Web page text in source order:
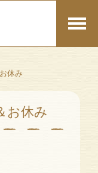
休み
お休み